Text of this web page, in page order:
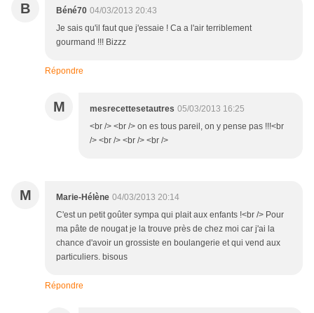
B Béné70 04/03/2013 20:43
Je sais qu'il faut que j'essaie ! Ca a l'air terriblement
gourmand !!! Bizzz
Répondre
M mesrecettesetautres 05/03/2013 16:25
<br /> <br /> on es tous pareil, on y pense pas !!!<br
/> <br /> <br /> <br />
M Marie-Hélène 04/03/2013 20:14
C'est un petit goûter sympa qui plait aux enfants !<br /> Pour
ma pâte de nougat je la trouve près de chez moi car j'ai la
chance d'avoir un grossiste en boulangerie et qui vend aux
particuliers. bisous
Répondre